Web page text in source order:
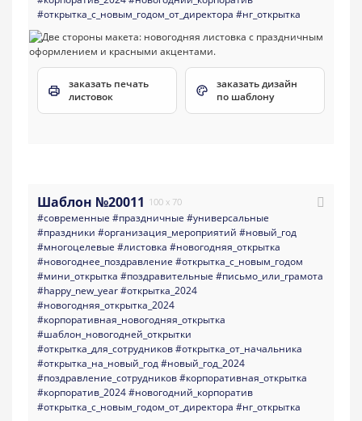
#открытка_с_новым_годом_от_директора #нг_открытка
заказать печать
листовок
заказать дизайн
по шаблону
Шаблон №20011 100 x 70
#современные #праздничные #универсальные
#праздники #организация_мероприятий #новый_год
#многоцелевые #листовка #новогодняя_открытка
#новогоднее_поздравление #открытка_с_новым_годом
#мини_открытка #поздравительные #письмо_или_грамота
#happy_new_year#открытка_2024
#новогодняя_открытка_2024
#корпоративная_новогодняя_открытка
#шаблон_новогодней_открытки
#открытка_для_сотрудников#открытка_от_начальника
#открытка_на_новый_год#новый_год_2024
#поздравление_сотрудников#корпоративная_открытка
#корпоратив_2024#новогодний_корпоратив
#открытка_с_новым_годом_от_директора #нг_открытка